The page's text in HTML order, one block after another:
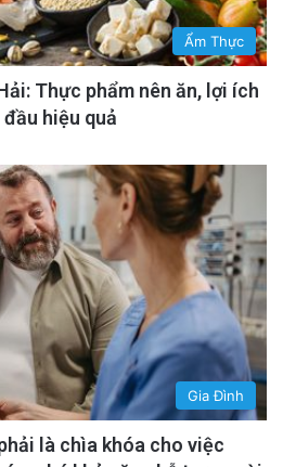
Ẩm Thực
Thực phẩm nên ăn, lợi ích
hiệu quả
Gia Đình
là chìa khóa cho việc